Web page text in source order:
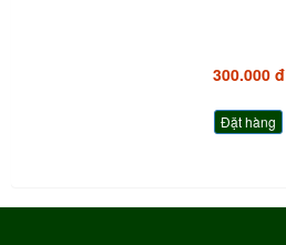
300.000 đ
Đặt hàng